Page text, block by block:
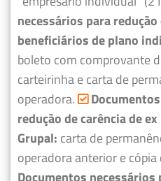
necessários para
beneficiários de plano
boleto com comprovante
carteirinha e carta de
operadora.
redução de carência de
Grupal: carta de
operadora anterior e
Documentos necessários